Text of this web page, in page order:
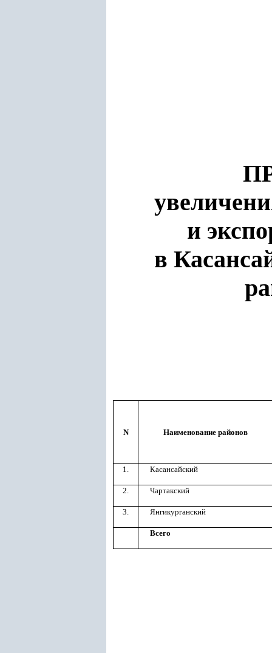
и
в
N Наименование районов
1. Касансайский
2. Чартакский
3. Янгикурганский
Всего